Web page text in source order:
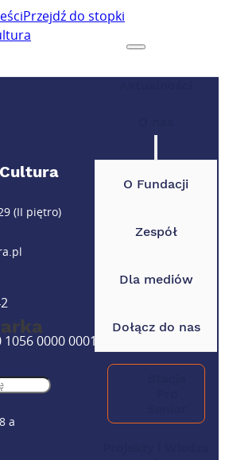
Przejdź do stopki
O Fundacji
Zespół
Dla mediów
Dołącz do nas
(II piętro)
0000 0001 4891 0613
a